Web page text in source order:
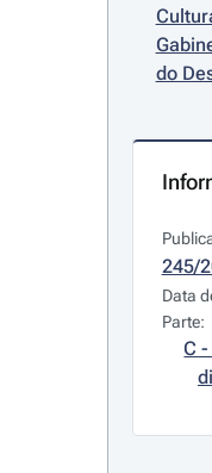
do
245/
Data
Parte:
C